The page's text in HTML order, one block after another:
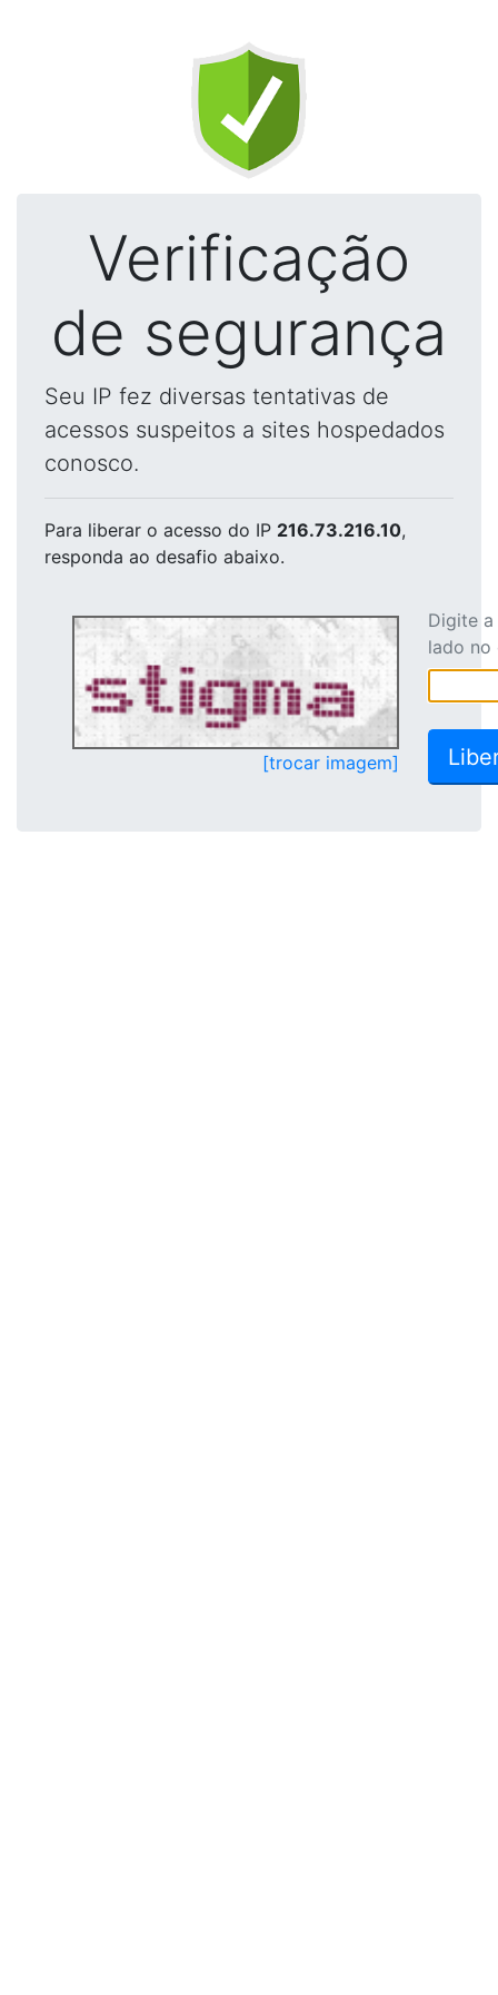
Verificação
de segurança
Seu IP fez diversas tentativas de
acessos suspeitos a sites hospedados
conosco.
Para liberar o acesso do IP 216.73.216.10,
responda ao desafio abaixo.
[trocar imagem]
Digite
lado no